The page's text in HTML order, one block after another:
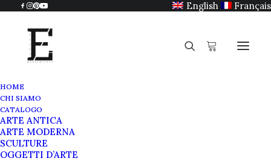
English Français
HOME
CHI SIAMO
CATALOGO
ARTE ANTICA
ARTE MODERNA
SCULTURE
OGGETTI D’ARTE